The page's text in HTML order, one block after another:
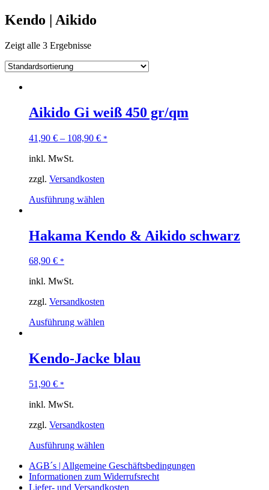
Kendo | Aikido
Zeigt alle 3 Ergebnisse
Aikido Gi weiß 450 gr/qm
41,90 € – 108,90 € *
inkl. MwSt.
zzgl. Versandkosten
Ausführung wählen
Hakama Kendo & Aikido schwarz
68,90 € *
inkl. MwSt.
zzgl. Versandkosten
Ausführung wählen
Kendo-Jacke blau
51,90 € *
inkl. MwSt.
zzgl. Versandkosten
Ausführung wählen
AGB´s | Allgemeine Geschäftsbedingungen
Informationen zum Widerrufsrecht
Liefer- und Versandkosten